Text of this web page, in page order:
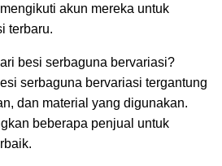
akun mereka untuk
terbaru.
besi serbaguna bervariasi?
serbaguna bervariasi tergantung
dan material yang digunakan.
beberapa penjual untuk